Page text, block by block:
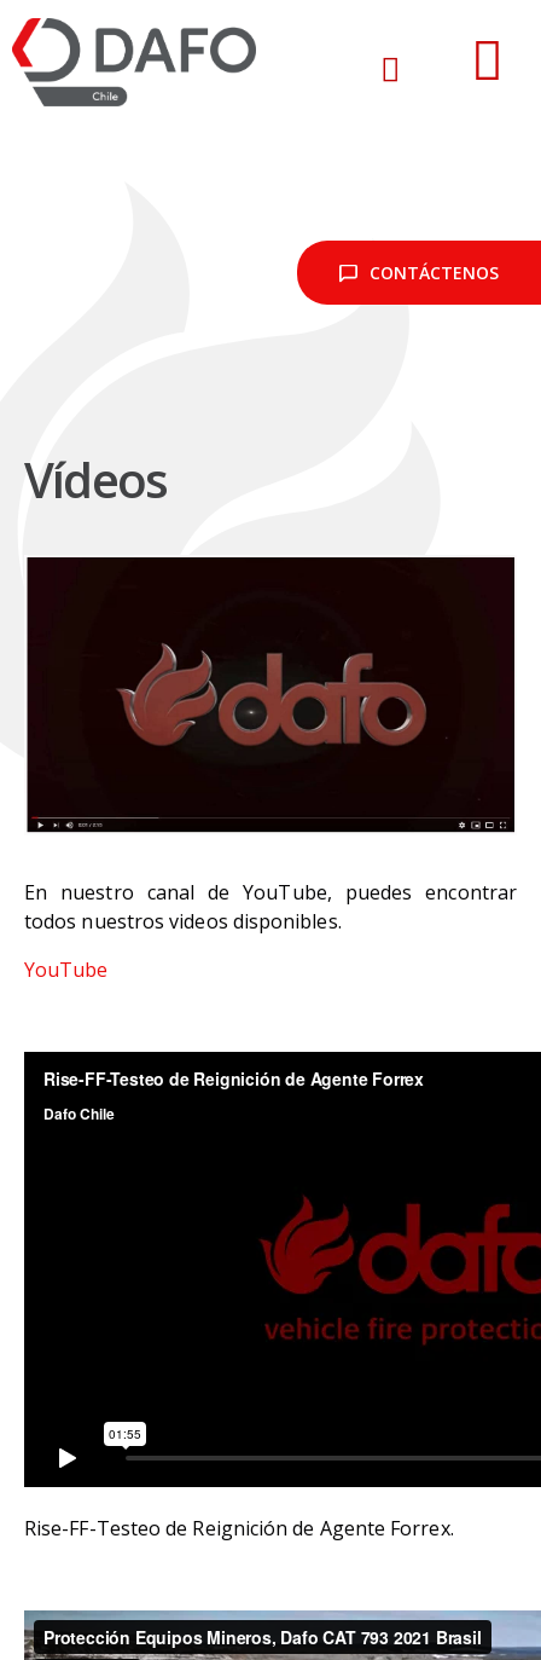
Vídeos
En nuestro canal de YouTube, puedes encontrar
todos nuestros videos disponibles.
YouTube
Rise-FF-Testeo de Reignición de Agente Forrex.
CONTÁCTENOS